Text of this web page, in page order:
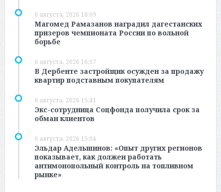
6 августа, 2026 18:09
Магомед Рамазанов наградил дагестанских
призеров чемпионата России по вольной
борьбе
6 августа, 2026 16:57
В Дербенте застройщик осужден за продажу
квартир подставным покупателям
6 августа, 2026 15:41
Экс-сотрудница Соцфонда получила срок за
обман клиентов
6 августа, 2026 15:04
Эльдар Адельшинов: «Опыт других регионов
показывает, как должен работать
антимонопольный контроль на топливном
рынке»